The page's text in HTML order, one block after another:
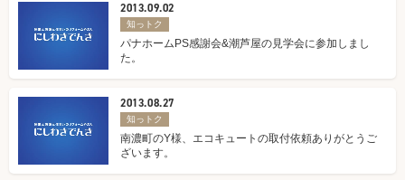
2013.09.02
知っトク
パナホームPS感謝会&潮芦屋の見学会に参加しまし
た。
2013.08.27
知っトク
南濃町のY様、エコキュートの取付依頼ありがとうご
ざいます。